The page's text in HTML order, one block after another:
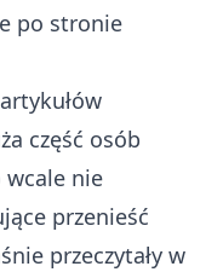
po stronie
część osób
nie
przenieść
przeczytały w